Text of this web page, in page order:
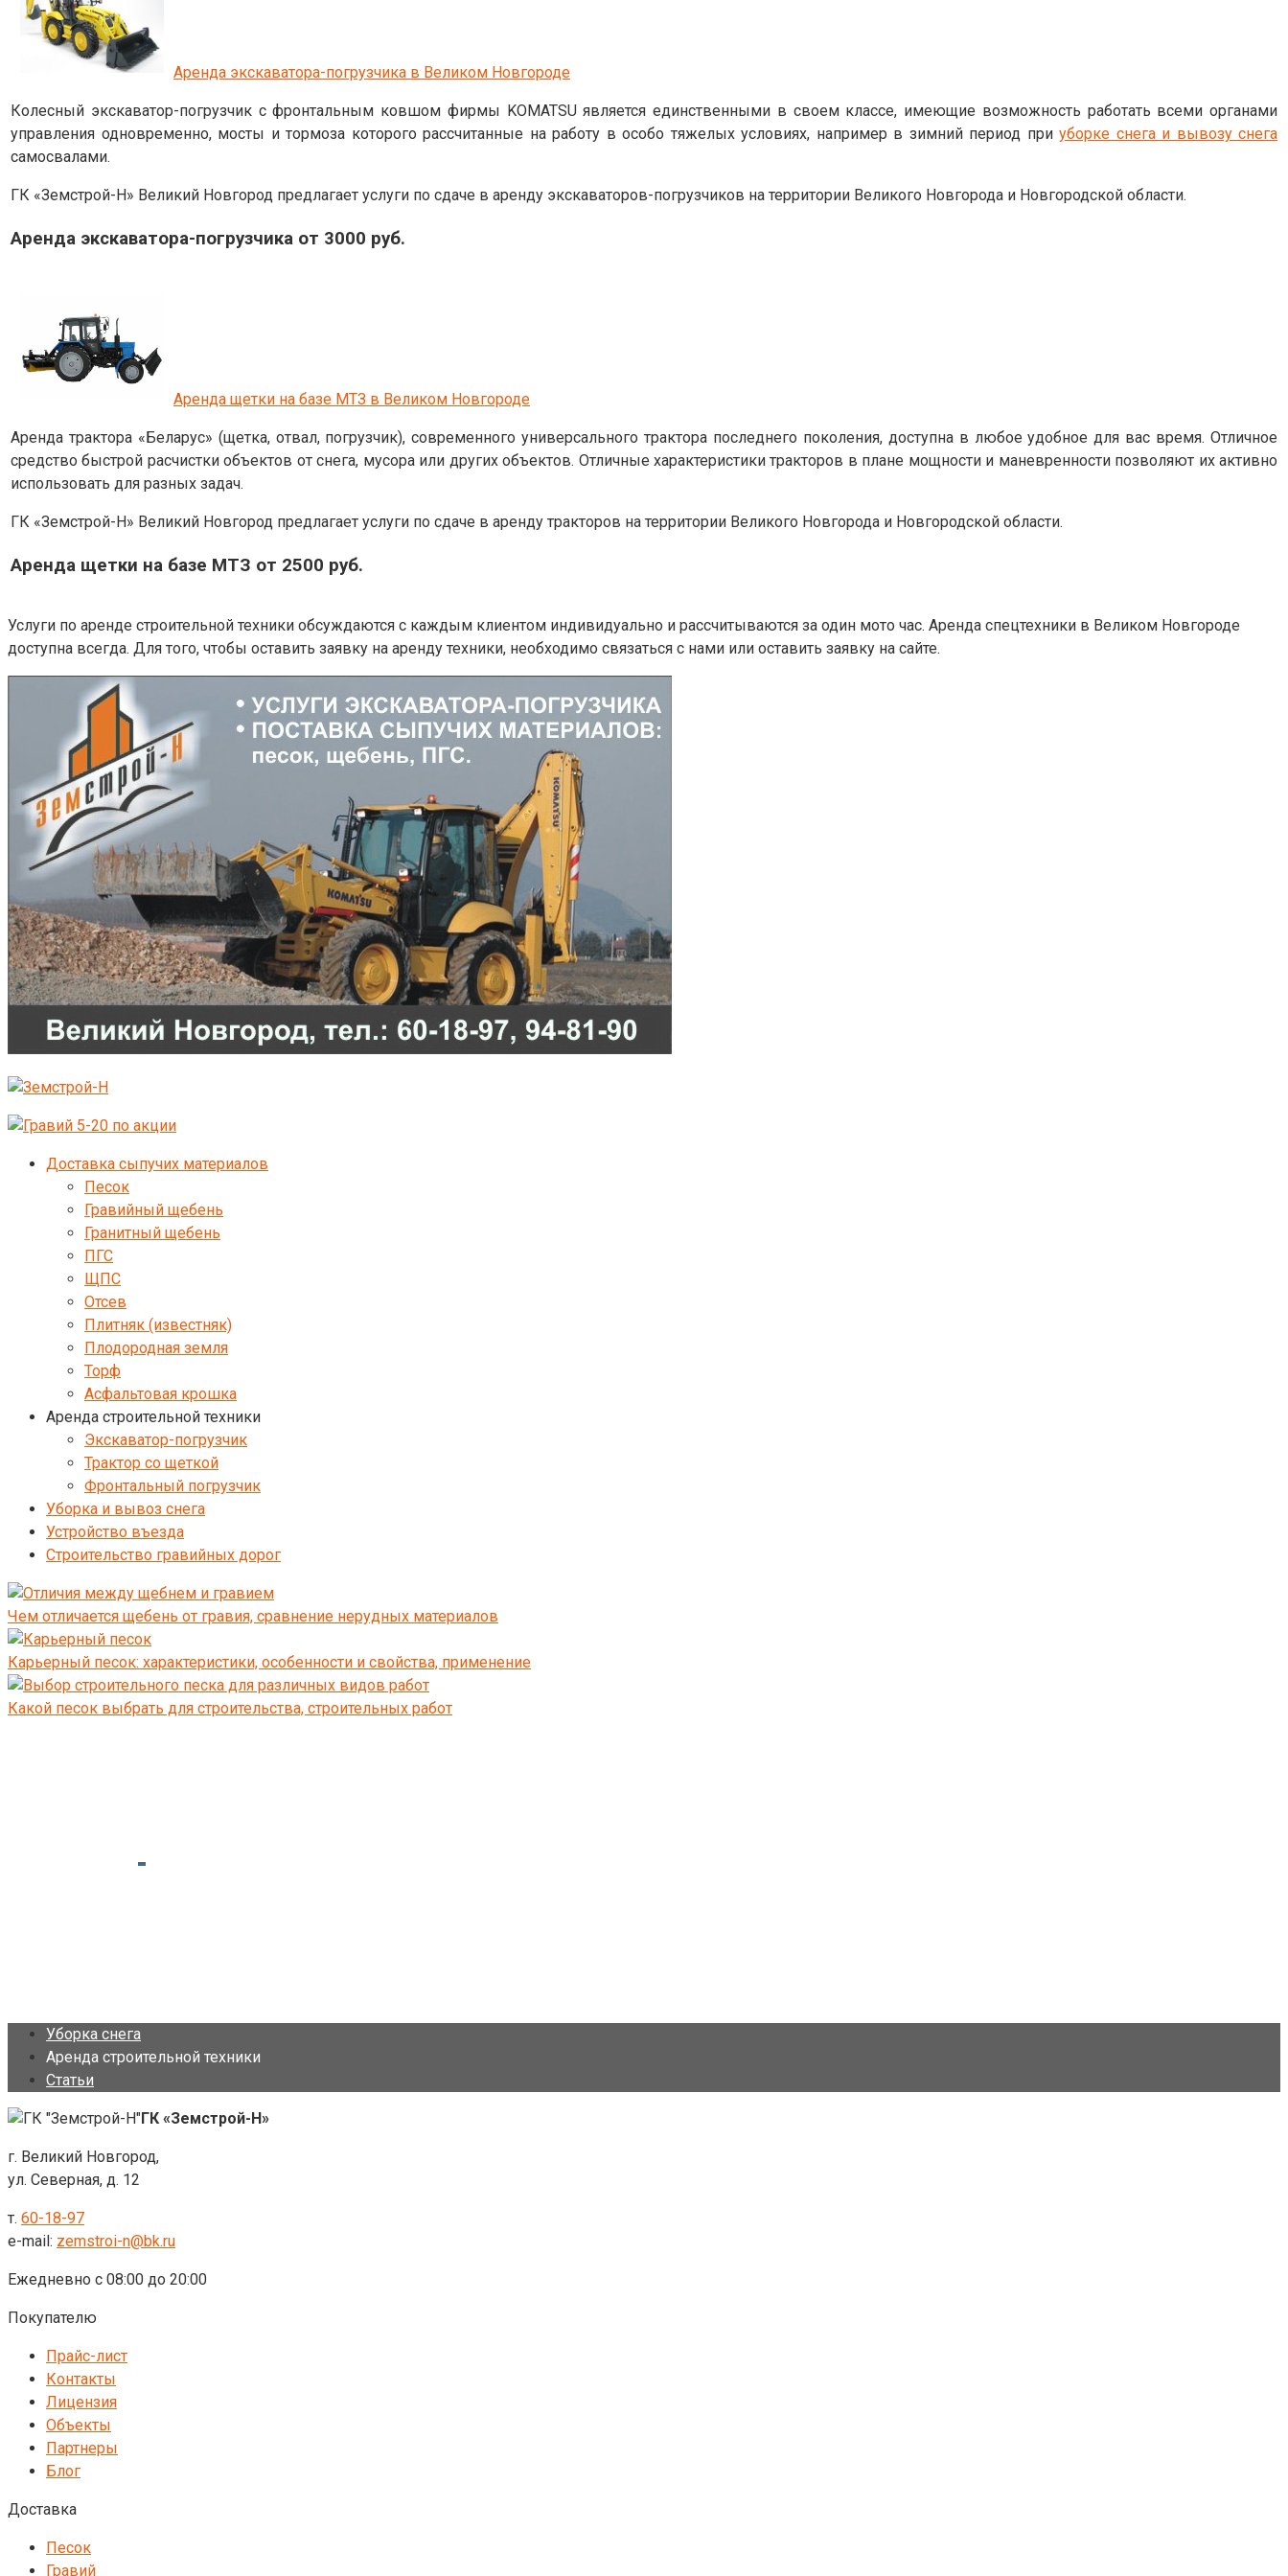
Аренда экскаватора-погрузчика в Великом Новгороде
Колесный экскаватор-погрузчик с фронтальным ковшом фирмы KOMATSU является единственными в своем классе, имеющие возможность работать всеми органами
управления одновременно, мосты и тормоза которого рассчитанные на работу в особо тяжелых условиях, например в зимний период при уборке снега и вывозу снега
самосвалами.
ГК «Земстрой-Н» Великий Новгород предлагает услуги по сдаче в аренду экскаваторов-погрузчиков на территории Великого Новгорода и Новгородской области.
Аренда экскаватора-погрузчика от 3000 руб.
Аренда щетки на базе МТЗ в Великом Новгороде
Аренда трактора «Беларус» (щетка, отвал, погрузчик), современного универсального трактора последнего поколения, доступна в любое удобное для вас время. Отличное
средство быстрой расчистки объектов от снега, мусора или других объектов. Отличные характеристики тракторов в плане мощности и маневренности позволяют их активно
использовать для разных задач.
ГК «Земстрой-Н» Великий Новгород предлагает услуги по сдаче в аренду тракторов на территории Великого Новгорода и Новгородской области.
Аренда щетки на базе МТЗ от 2500 руб.
Услуги по аренде строительной техники обсуждаются с каждым клиентом индивидуально и рассчитываются за один мото час. Аренда спецтехники в Великом Новгороде
доступна всегда. Для того, чтобы оставить заявку на аренду техники, необходимо связаться с нами или оставить заявку на сайте.
Доставка сыпучих материалов
Песок
Гравийный щебень
Гранитный щебень
ПГС
ЩПС
Отсев
Плитняк (известняк)
Плодородная земля
Торф
Асфальтовая крошка
Аренда строительной техники
Экскаватор-погрузчик
Трактор со щеткой
Фронтальный погрузчик
Уборка и вывоз снега
Устройство въезда
Строительство гравийных дорог
Чем отличается щебень от гравия, сравнение нерудных материалов
Карьерный песок: характеристики, особенности и свойства, применение
Какой песок выбрать для строительства, строительных работ
Уборка снега
Аренда строительной техники
Статьи
ГК «Земстрой-Н»
г. Великий Новгород,
ул. Северная, д. 12
т. 60-18-97
e-mail: zemstroi-n@bk.ru
Ежедневно с 08:00 до 20:00
Покупателю
Прайс-лист
Контакты
Лицензия
Объекты
Партнеры
Блог
Доставка
Песок
Гравий